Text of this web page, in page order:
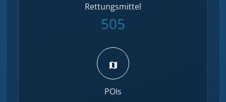
Rettungsmittel
505
POIs